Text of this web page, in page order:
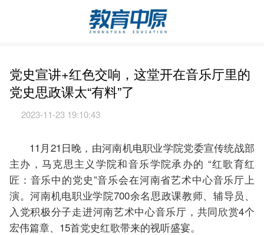
党史宣讲+红色交响，这堂开在音乐厅里的
党史思政课太“有料”了
2023-11-23 19:10:43
11月21日晚，由河南机电职业学院党委宣传统战部
主办，马克思主义学院和音乐学院承办的 “红歌育红
匠：音乐中的党史”音乐会在河南省艺术中心音乐厅上
演。河南机电职业学院700余名思政课教师、辅导员、
入党积极分子走进河南艺术中心音乐厅，共同欣赏4个
宏伟篇章、15首党史红歌带来的视听盛宴。